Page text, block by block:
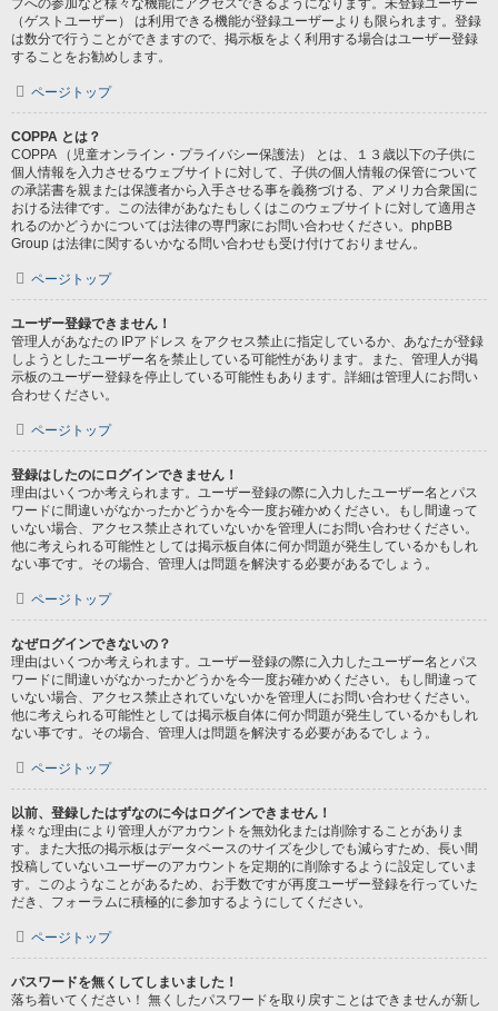
プへの参加など様々な機能にアクセスできるようになります。未登録ユーザー
（ゲストユーザー） は利用できる機能が登録ユーザーよりも限られます。登録
は数分で行うことができますので、掲示板をよく利用する場合はユーザー登録
することをお勧めします。
ページトップ
COPPA とは？
COPPA （児童オンライン・プライバシー保護法） とは、１３歳以下の子供に
個人情報を入力させるウェブサイトに対して、子供の個人情報の保管について
の承諾書を親または保護者から入手させる事を義務づける、アメリカ合衆国に
おける法律です。この法律があなたもしくはこのウェブサイトに対して適用さ
れるのかどうかについては法律の専門家にお問い合わせください。phpBB
Group は法律に関するいかなる問い合わせも受け付けておりません。
ページトップ
ユーザー登録できません！
管理人があなたの IPアドレス をアクセス禁止に指定しているか、あなたが登録
しようとしたユーザー名を禁止している可能性があります。また、管理人が掲
示板のユーザー登録を停止している可能性もあります。詳細は管理人にお問い
合わせください。
ページトップ
登録はしたのにログインできません！
理由はいくつか考えられます。ユーザー登録の際に入力したユーザー名とパス
ワードに間違いがなかったかどうかを今一度お確かめください。もし間違って
いない場合、アクセス禁止されていないかを管理人にお問い合わせください。
他に考えられる可能性としては掲示板自体に何か問題が発生しているかもしれ
ない事です。その場合、管理人は問題を解決する必要があるでしょう。
ページトップ
なぜログインできないの？
理由はいくつか考えられます。ユーザー登録の際に入力したユーザー名とパス
ワードに間違いがなかったかどうかを今一度お確かめください。もし間違って
いない場合、アクセス禁止されていないかを管理人にお問い合わせください。
他に考えられる可能性としては掲示板自体に何か問題が発生しているかもしれ
ない事です。その場合、管理人は問題を解決する必要があるでしょう。
ページトップ
以前、登録したはずなのに今はログインできません！
様々な理由により管理人がアカウントを無効化または削除することがありま
す。また大抵の掲示板はデータベースのサイズを少しでも減らすため、長い間
投稿していないユーザーのアカウントを定期的に削除するように設定していま
す。このようなことがあるため、お手数ですが再度ユーザー登録を行っていた
だき、フォーラムに積極的に参加するようにしてください。
ページトップ
パスワードを無くしてしまいました！
落ち着いてください！ 無くしたパスワードを取り戻すことはできませんが新し